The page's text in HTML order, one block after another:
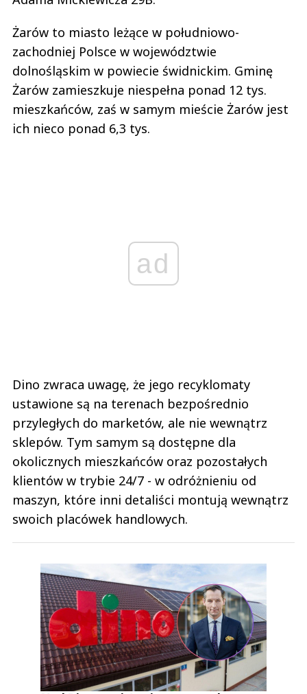
Żarów to miasto leżące w południowo-
zachodniej Polsce w województwie
dolnośląskim w powiecie świdnickim. Gminę
Żarów zamieszkuje niespełna ponad 12 tys.
mieszkańców, zaś w samym mieście Żarów jest
ich nieco ponad 6,3 tys.
ad
Dino zwraca uwagę, że jego recyklomaty
ustawione są na terenach bezpośrednio
przyległych do marketów, ale nie wewnątrz
sklepów. Tym samym są dostępne dla
okolicznych mieszkańców oraz pozostałych
klientów w trybie 24/7 - w odróżnieniu od
maszyn, które inni detaliści montują wewnątrz
swoich placówek handlowych.